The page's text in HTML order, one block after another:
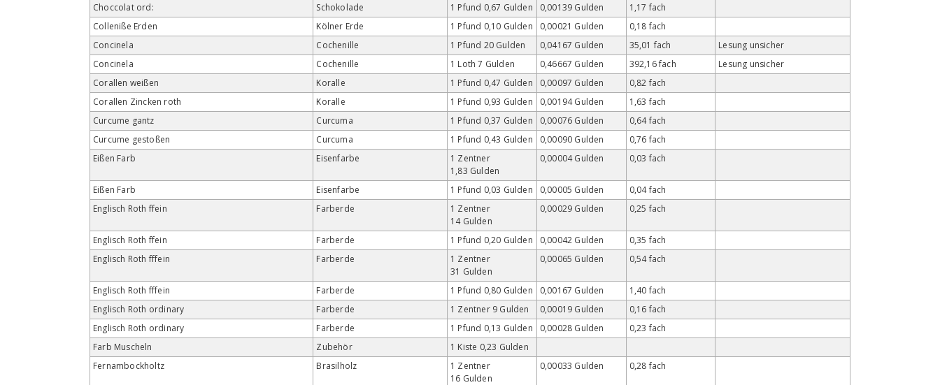
Choccolat ord:
Schokolade 1 Pfund 0,67 Gulden 0,00139 Gulden
1,17 fach
Colleniße Erden
Kölner Erde 1 Pfund 0,10 Gulden 0,00021 Gulden
0,18 fach
Concinela
Cochenille 1 Pfund 20 Gulden 0,04167 Gulden 35,01 fach
Lesung unsicher
Concinela
Cochenille 1 Loth 7 Gulden 0,46667 Gulden 392,16 fach
Lesung unsicher
Corallen weißen
Koralle 1 Pfund 0,47 Gulden 0,00097 Gulden
0,82 fach
Corallen Zincken roth
Koralle 1 Pfund 0,93 Gulden 0,00194 Gulden
1,63 fach
Curcume gantz
Curcuma 1 Pfund 0,37 Gulden 0,00076 Gulden
0,64 fach
Curcume gestoßen
Curcuma 1 Pfund 0,43 Gulden 0,00090 Gulden
0,76 fach
Eißen Farb
Eisenfarbe
1 Zentner
1,83 Gulden
0,00004 Gulden 0,03 fach
Eißen Farb Eisenfarbe 1 Pfund 0,03 Gulden 0,00005 Gulden
0,04 fach
Englisch Roth ffein
Farberde
1 Zentner
14 Gulden
0,00029 Gulden 0,25 fach
Englisch Roth ffein Farberde 1 Pfund 0,20 Gulden 0,00042 Gulden
0,35 fach
Englisch Roth fffein
Farberde
1 Zentner
31 Gulden
0,00065 Gulden 0,54 fach
Englisch Roth fffein Farberde 1 Pfund 0,80 Gulden 0,00167 Gulden
1,40 fach
Englisch Roth ordinary
Farberde 1 Zentner 9 Gulden 0,00019 Gulden
0,16 fach
Englisch Roth ordinary
Farberde 1 Pfund 0,13 Gulden 0,00028 Gulden
0,23 fach
Farb Muscheln
Zubehör
1 Kiste 0,23 Gulden
Fernambockholtz
Brasilholz
1 Zentner
16 Gulden
0,00033 Gulden 0,28 fach